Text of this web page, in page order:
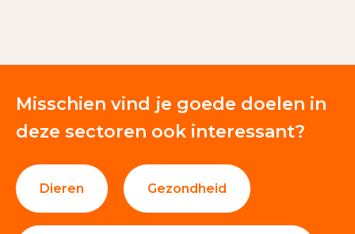
Misschien vind je goede doelen in
deze sectoren ook interessant?
Dieren Gezondheid